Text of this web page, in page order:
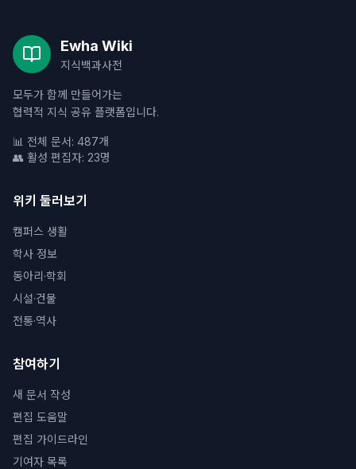
Ewha Wiki
지식백과사전
모두가 함께 만들어가는
협력적 지식 공유 플랫폼입니다.
📊 전체 문서: 487개
👥 활성 편집자: 23명
위키 둘러보기
캠퍼스 생활
학사 정보
동아리·학회
시설·건물
전통·역사
참여하기
새 문서 작성
편집 도움말
편집 가이드라인
기여자 목록